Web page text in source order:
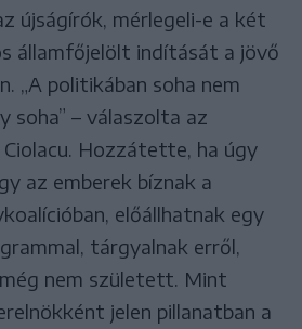
újságírók, mérlegeli-e a két
államfőjelölt indítását a jövő
„A politikában soha nem
soha” – válaszolta az
Hozzátette, ha úgy
az emberek bíznak a
előállhatnak egy
tárgyalnak erről,
nem született. Mint
jelen pillanatban a